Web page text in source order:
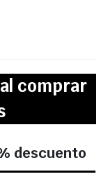
comprar
descuento